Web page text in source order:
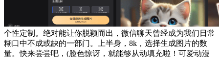
个性定制。绝对能让你脱颖而出，微信聊天曾经成为我们日常
糊口中不成或缺的一部门。上半身，8k，选择生成图片的数
量。快来尝尝吧，(脸色惊讶，就能够从动填充啦！可爱动漫